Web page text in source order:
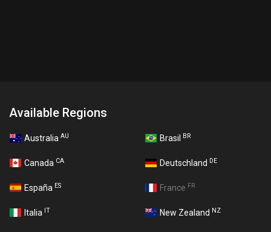
Available Regions
Australia AU Brasil BR
Canada CA Deutschland DE
España ES France FR
Italia IT New Zealand NZ